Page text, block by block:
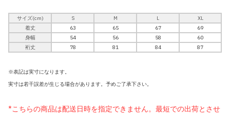
サイズ(cm) S M L
XL
着丈
63 65 67
69
身幅
54 56 58
60
裄丈
78 81 84 87
※表記は実寸になります。
実寸は若干誤差が生じる場合があります。予めご了承下さい。
*こちらの商品は配送日時を指定できません。最短での出荷とさせ